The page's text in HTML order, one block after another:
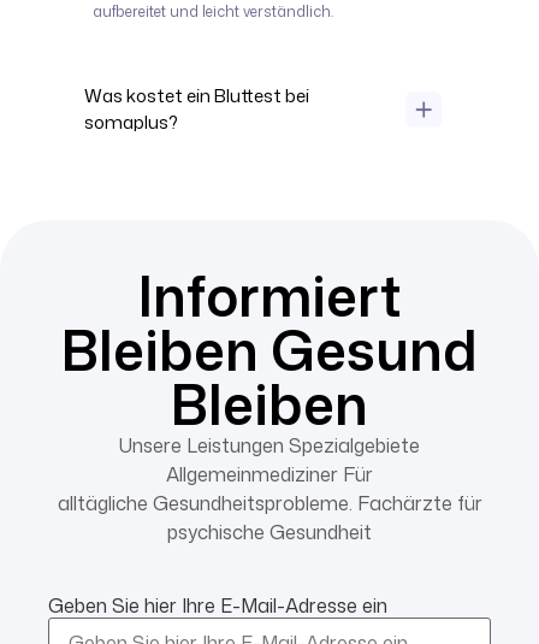
aufbereitet und leicht verständlich.
Was kostet ein Bluttest bei
somaplus?
Informiert
Bleiben Gesund
Bleiben
Unsere Leistungen Spezialgebiete
Allgemeinmediziner Für
alltägliche Gesundheitsprobleme. Fachärzte für
psychische Gesundheit
Geben Sie hier Ihre E-Mail-Adresse ein